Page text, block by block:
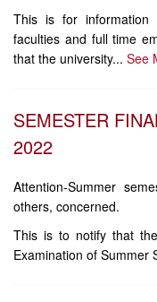
This is for information
faculties and full time
that the university... See
SEMESTER
2022
Attention-Summer
others, concerned.
This is to notify that
Examination of Summer